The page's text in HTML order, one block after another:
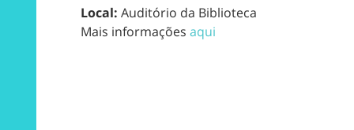
Local: Auditório da Biblioteca
Mais informações aqui